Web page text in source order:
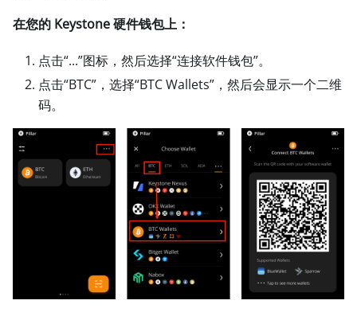
在您的 Keystone 硬件钱包上：
点击“...”图标，然后选择“连接软件钱包”。
点击“BTC”，选择“BTC Wallets”，然后会显示一个二维
码。